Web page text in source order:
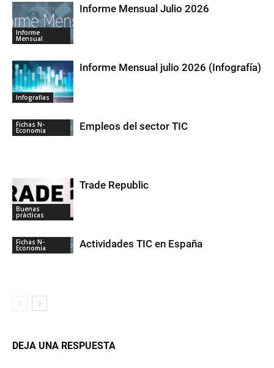
Informe
Mensual
Informe Mensual Julio 2026
Infografias
Informe Mensual julio 2026 (Infografía)
Fichas N-
Economia Empleos del sector TIC
Buenas
prácticas
Trade Republic
Fichas N-
Economia Actividades TIC en España
DEJA UNA RESPUESTA